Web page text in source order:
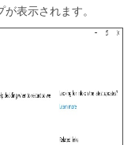
表示されます。